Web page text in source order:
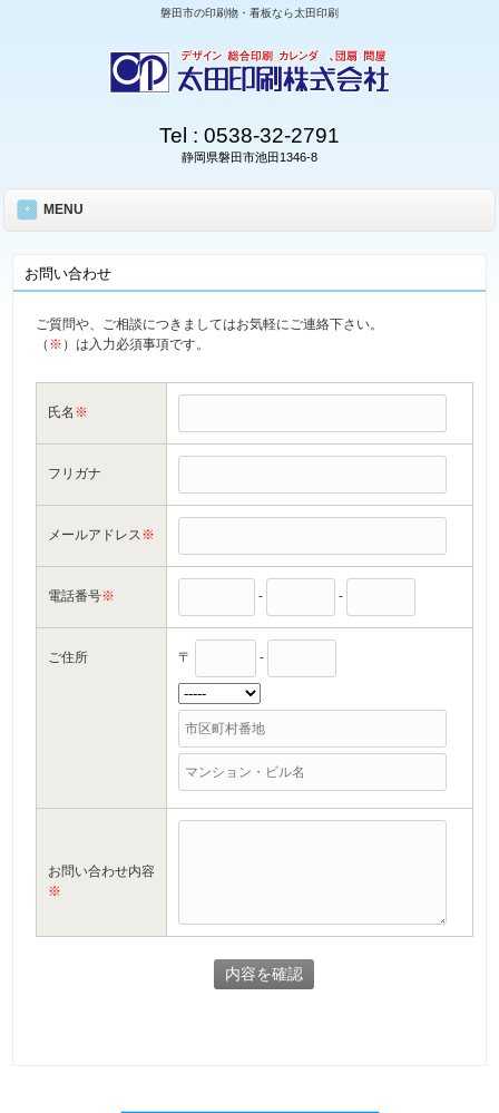
磐田市の印刷物・看板なら太田印刷
Tel : 0538-32-2791
静岡県磐田市池田1346-8
MENU
お問い合わせ
ご質問や、ご相談につきましてはお気軽にご連絡下さい。
（ ※ ）は入力必須事項です。
氏名 ※
フリガナ
メールアドレス※
電話番号※ - -
ご住所 〒 -
お問い合わせ内容
※